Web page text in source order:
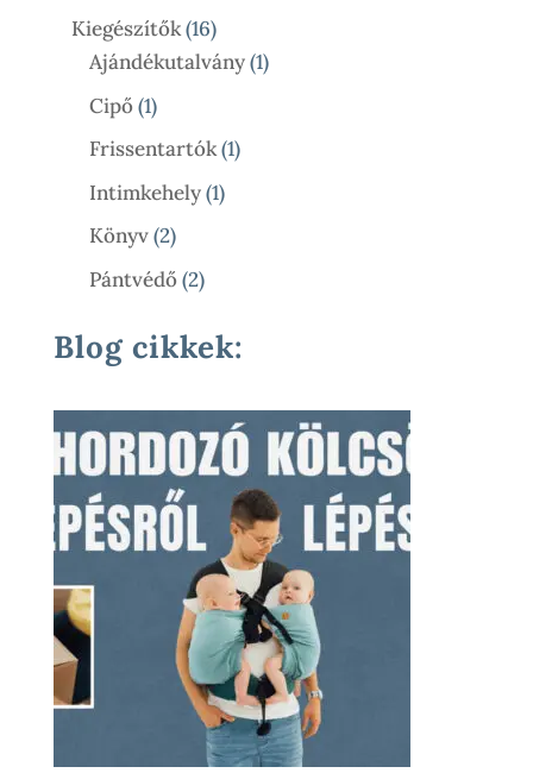
Termék
Kiegészítők 1616
Termék
Ajándékutalvány 11
Cipő 11
Termék
Frissentartók 11
Intimkehely 11
Könyv 22
Termék
Pántvédő 22
Blog cikkek: